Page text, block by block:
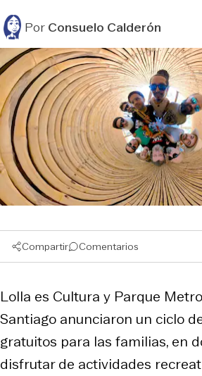
PorConsuelo Calderón
Compartir Comentarios
Lolla es Cultura y Parque
Santiago anunciaron un ciclo
gratuitos para las familias, en
disfrutar de actividades